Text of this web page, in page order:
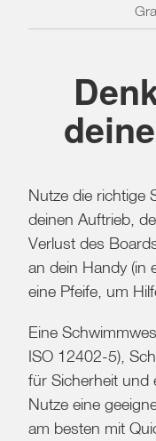
Nutze die richtige
deinen Auftrieb,
Verlust des
an dein Handy (in
eine Pfeife, um
Eine
ISO 12402-5),
für Sicherheit und
Nutze eine
am besten mit